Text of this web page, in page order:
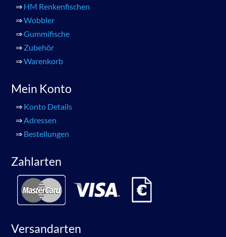
⇒ HM Renkenfischen
⇒Wobbler
⇒Gummifische
⇒ Zubehör
⇒Warenkorb
Mein Konto
⇒ Konto Details
⇒Adressen
⇒ Bestellungen
Zahlarten
Versandarten